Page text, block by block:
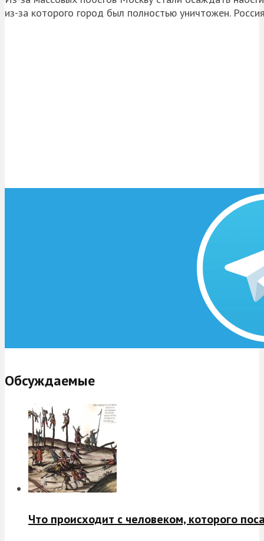
из-за которого город был полностью уничтожен.
Обсуждаемые
Что происходит с человеком, которого